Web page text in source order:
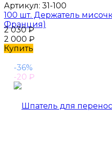
Артикул: 31-100
100 шт. Держатель
Франция)
2 030₽
2 000 ₽
Купить
-36%
-20 ₽